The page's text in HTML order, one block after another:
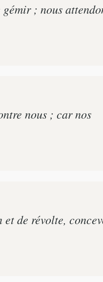
gémir ; nous
nous ; car nos
de révolte,